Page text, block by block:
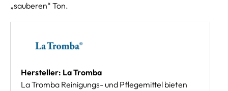
„sauberen“ Ton.
Hersteller: La Tromba
La Tromba Reinigungs- und Pflegemittel bieten